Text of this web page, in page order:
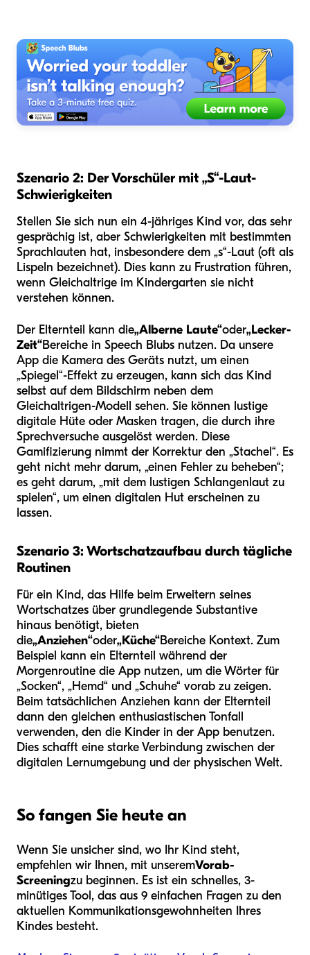
Szenario 2: Der Vorschüler mit „S“-Laut-
Schwierigkeiten
Stellen Sie sich nun ein 4-jähriges Kind vor, das sehr
gesprächig ist, aber Schwierigkeiten mit bestimmten
Sprachlauten hat, insbesondere dem „s“-Laut (oft als
Lispeln bezeichnet). Dies kann zu Frustration führen,
wenn Gleichaltrige im Kindergarten sie nicht
verstehen können.
Der Elternteil kann die„Alberne Laute“oder„Lecker-
Zeit“Bereiche in Speech Blubs nutzen. Da unsere
App die Kamera des Geräts nutzt, um einen
„Spiegel“-Effekt zu erzeugen, kann sich das Kind
selbst auf dem Bildschirm neben dem
Gleichaltrigen-Modell sehen. Sie können lustige
digitale Hüte oder Masken tragen, die durch ihre
Sprechversuche ausgelöst werden. Diese
Gamifizierung nimmt der Korrektur den „Stachel“. Es
geht nicht mehr darum, „einen Fehler zu beheben“;
es geht darum, „mit dem lustigen Schlangenlaut zu
spielen“, um einen digitalen Hut erscheinen zu
lassen.
Szenario 3: Wortschatzaufbau durch tägliche
Routinen
Für ein Kind, das Hilfe beim Erweitern seines
Wortschatzes über grundlegende Substantive
hinaus benötigt, bieten
die„Anziehen“oder„Küche“Bereiche Kontext. Zum
Beispiel kann ein Elternteil während der
Morgenroutine die App nutzen, um die Wörter für
„Socken“, „Hemd“ und „Schuhe“ vorab zu zeigen.
Beim tatsächlichen Anziehen kann der Elternteil
dann den gleichen enthusiastischen Tonfall
verwenden, den die Kinder in der App benutzen.
Dies schafft eine starke Verbindung zwischen der
digitalen Lernumgebung und der physischen Welt.
So fangen Sie heute an
Wenn Sie unsicher sind, wo Ihr Kind steht,
empfehlen wir Ihnen, mit unseremVorab-
Screeningzu beginnen. Es ist ein schnelles, 3-
minütiges Tool, das aus 9 einfachen Fragen zu den
aktuellen Kommunikationsgewohnheiten Ihres
Kindes besteht.